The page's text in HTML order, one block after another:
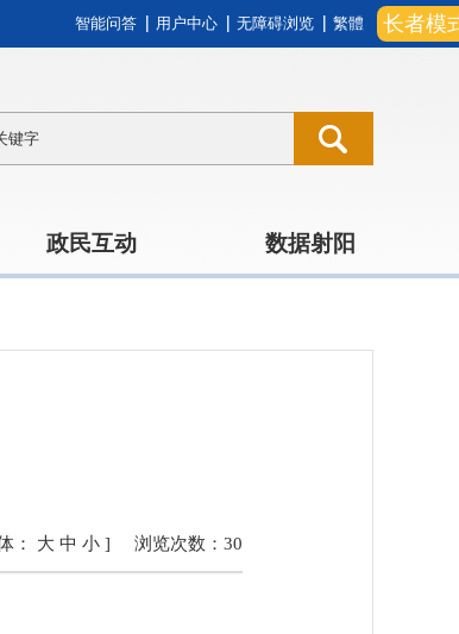
长者模
智能问答 用户中心 无障碍浏览 繁體
政民互动 数据射阳
浏览次数： 30
： 大 中 小 ]